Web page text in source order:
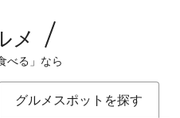
メ
べる」なら
グルメスポットを探す